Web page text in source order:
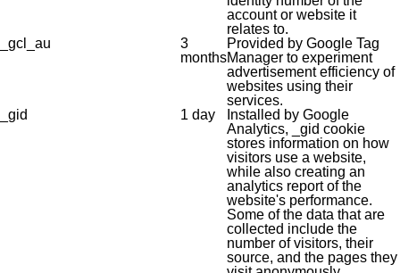
account or website it
relates to.
_gcl_au
3
months
Provided by Google Tag
Manager to experiment
advertisement efficiency of
websites using their
services.
_gid
1 day
Installed by Google
Analytics, _gid cookie
stores information on how
visitors use a website,
while also creating an
analytics report of the
website's performance.
Some of the data that are
collected include the
number of visitors, their
source, and the pages they